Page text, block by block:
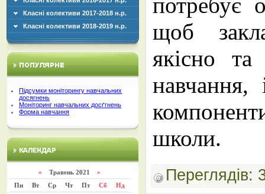
Класні колективи 2017-2018 н.р.
Класні колективи 2018-2019 н.р.
Підсумки моніторингу навчальних
досягнень
Моніторинг навчальних досґгнень
Форма навчання
« Травень 2021 »
Пн
Вт Ср Чт Пт Сб
Нд
щоб
якісно
навчання,
школи.